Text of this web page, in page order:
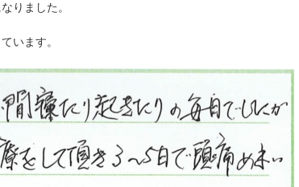
りました。
います。